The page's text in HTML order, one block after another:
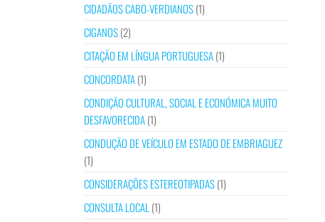
CIDADÃOS CABO-VERDIANOS(1)
CIGANOS(2)
CITAÇÃO EM LÍNGUA PORTUGUESA(1)
CONCORDATA(1)
CONDIÇÃO CULTURAL, SOCIAL E ECONÓMICA MUITO
DESFAVORECIDA(1)
CONDUÇÃO DE VEÍCULO EM ESTADO DE EMBRIAGUEZ
(1)
CONSIDERAÇÕES ESTEREOTIPADAS(1)
CONSULTA LOCAL (1)